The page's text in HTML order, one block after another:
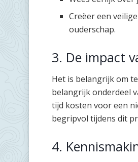
Creëer een
ouderschap.
3. De impact
Het is belangrijk om
belangrijk onderdeel
tijd kosten voor een
begripvol tijdens dit
4.